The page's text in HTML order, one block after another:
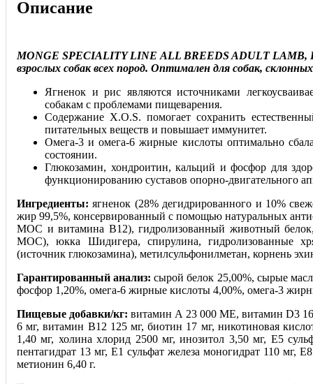
Описание
MONGE SPECIALITY LINE ALL BREEDS ADULT LAMB,
взрослых собак всех пород. Оптимален для собак,
Ягненок и рис являются источниками
собакам с проблемами пищеварения.
Содержание X.O.S. помогает сохранить
питательных веществ и повышает иммунитет.
Омега-3 и омега-6 жирные кислоты оптимально
состоянии.
Глюкозамин, хондроитин, кальций и фосфор для
функционированию суставов опорно-двигательного
Ингредиенты: ягненок (28% дегидрированного и 10%
жир 99,5%, консервированный с помощью натуральных
МОС и витамина B12), гидролизованный животный
МОС), юкка Шидигера, спирулина, гидролизованные
(источник глюкозамина), метилсульфонилметан, корнень
Гарантированный анализ: сырой белок 25,00%, сырые
фосфор 1,20%, омега-6 жирные кислоты 4,00%, омега-3
Пищевые добавки/кг: витамин А 23 000 МЕ, витамин D3
6 мг, витамин В12 125 мг, биотин 17 мг, никотиновая
1,40 мг, холина хлорид 2500 мг, инозитол 3,50 мг, Е5
пентагидрат 13 мг, Е1 сульфат железа моногидрат 110 мг,
метионин 6,40 г.